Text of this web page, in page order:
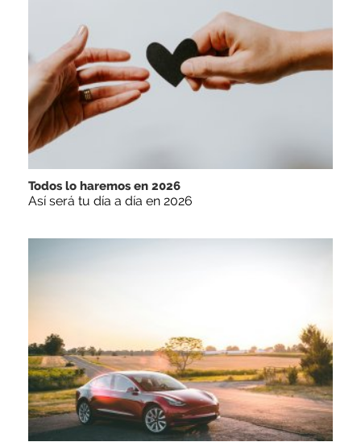
Todos lo haremos en 2026
Así será tu día a día en 2026